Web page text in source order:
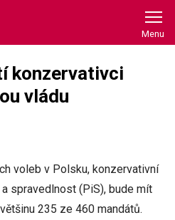
konzervativci
vládu
voleb v Polsku, konzervativní
spravedlnost (PiS), bude mít
235 ze 460 mandátů.